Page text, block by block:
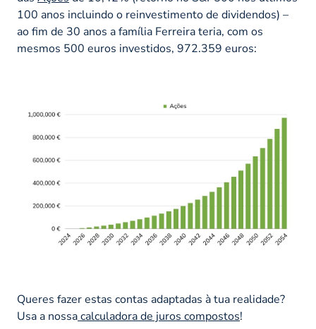
100 anos incluindo o reinvestimento de dividendos) –
ao fim de 30 anos a família Ferreira teria, com os
mesmos 500 euros investidos, 972.359 euros:
Queres fazer estas contas adaptadas à tua realidade?
Usa a nossacalculadora de juros compostos!